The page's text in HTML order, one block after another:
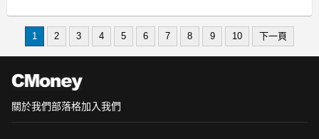
單井、帆宣等也漲勢凌厲。這波買氣主
1 2 3 4 5 6 7 8 9 10 下一頁
關於我們部落格加入我們